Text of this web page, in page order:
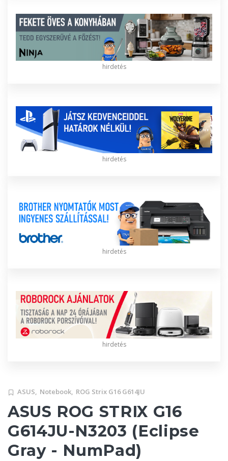
hirdetés
hirdetés
hirdetés
hirdetés
ASUS, Notebook, ROG Strix G16 G614JU
ASUS ROG STRIX G16
G614JU-N3203 (Eclipse
Gray - NumPad)